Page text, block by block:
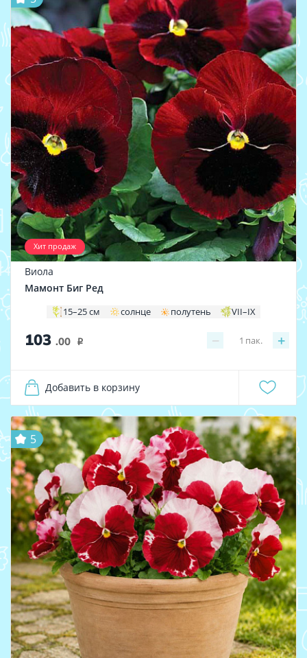
Хит продаж
Виола
Мамонт Биг Ред
15–25 см солнце полутень VII–IX
103 .00 i − +
1 пак.
Добавить в корзину
5